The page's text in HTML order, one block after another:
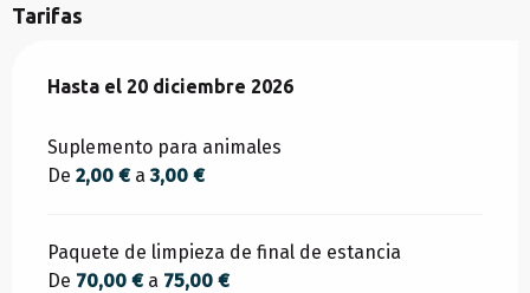
Tarifas
Desde 1 marzo 2026hasta20 diciembre 2026
Hasta el 20 diciembre 2026
Suplemento para animales
De 2,00 €a3,00 €
Paquete de limpieza de final de estancia
De 70,00 €a 75,00 €